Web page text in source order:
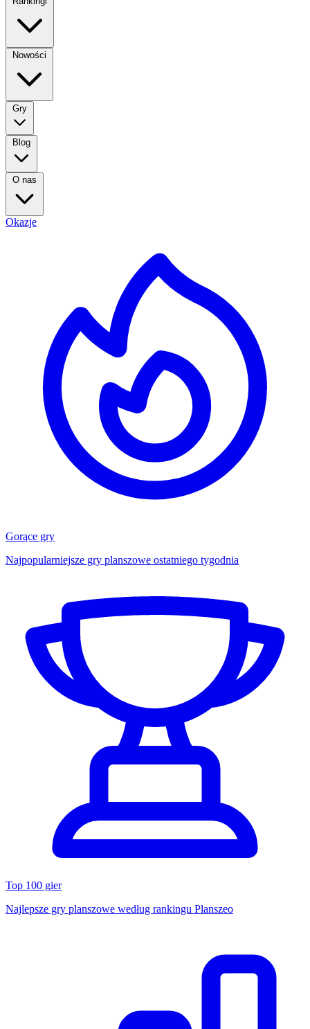
Nowości
Gry
Blog
O nas
Okazje
Gorące gry
Najpopularniejsze gry planszowe ostatniego tygodnia
Top 100 gier
Najlepsze gry planszowe według rankingu Planszeo